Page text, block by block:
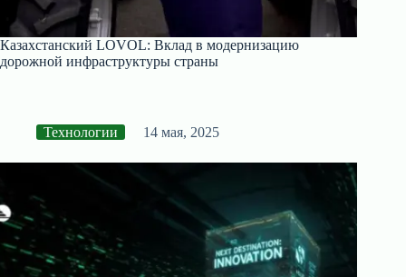
Казахстанский LOVOL: Вклад в модернизацию
дорожной инфраструктуры страны
Технологии 14 мая, 2025